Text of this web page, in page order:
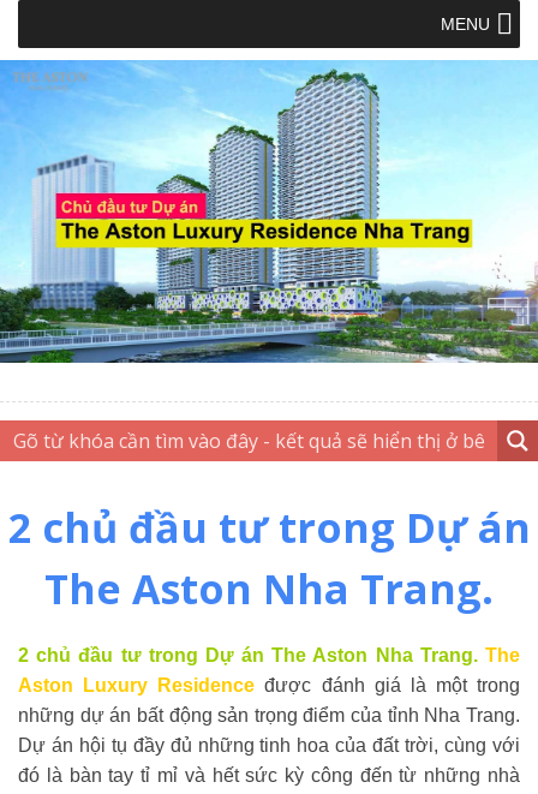
MENU
2 chủ đầu tư trong Dự án
The Aston Nha Trang.
2 chủ đầu tư trong Dự án The Aston Nha Trang.The
Aston Luxury Residence được đánh giá là một trong
những dự án bất động sản trọng điểm của tỉnh Nha Trang.
Dự án hội tụ đầy đủ những tinh hoa của đất trời, cùng với
đó là bàn tay tỉ mỉ và hết sức kỳ công đến từ những nhà